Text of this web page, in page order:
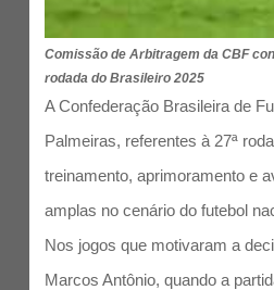
Comissão de Arbitragem da CBF
rodada do Brasileiro 2025
A Confederação Brasileira de
Palmeiras, referentes à 27ª
treinamento, aprimoramento e
amplas no cenário do futebol
Nos jogos que motivaram a
Marcos Antônio, quando a